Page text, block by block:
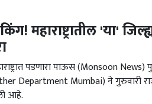
महाराष्ट्रातील 'या'
पडणारा पाऊस (Monsoon
Department Mumbai) ने गुरुवारी
आहे.